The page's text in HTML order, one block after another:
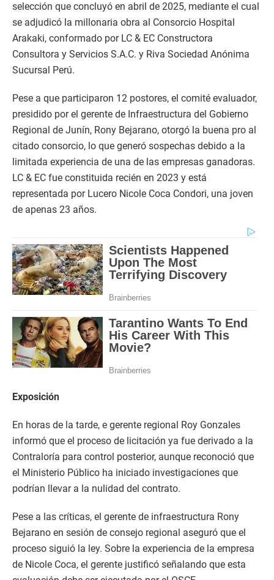
selección que concluyó en abril de 2025, mediante el cual
se adjudicó la millonaria obra al Consorcio Hospital
Arakaki, conformado por LC & EC Constructora
Consultora y Servicios S.A.C. y Riva Sociedad Anónima
Sucursal Perú.
Pese a que participaron 12 postores, el comité evaluador,
presidido por el gerente de Infraestructura del Gobierno
Regional de Junín, Rony Bejarano, otorgó la buena pro al
citado consorcio, lo que generó sospechas debido a la
limitada experiencia de una de las empresas ganadoras.
LC & EC fue constituida recién en 2023 y está
representada por Lucero Nicole Coca Condori, una joven
de apenas 23 años.
Exposición
En horas de la tarde, e gerente regional Roy Gonzales
informó que el proceso de licitación ya fue derivado a la
Contraloría para control posterior, aunque reconoció que
el Ministerio Público ha iniciado investigaciones que
podrían llevar a la nulidad del contrato.
Pese a las críticas, el gerente de infraestructura Rony
Bejarano en sesión de consejo regional aseguró que el
proceso siguió la ley. Sobre la experiencia de la empresa
de Nicole Coca, el gerente justificó señalando que esta